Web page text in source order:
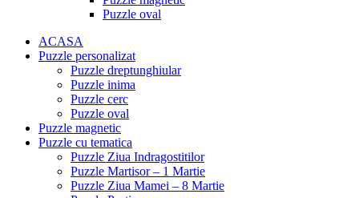
Puzzle oval
ACASA
Puzzle personalizat
Puzzle dreptunghiular
Puzzle inima
Puzzle cerc
Puzzle oval
Puzzle magnetic
Puzzle cu tematica
Puzzle Ziua Indragostitilor
Puzzle Martisor – 1 Martie
Puzzle Ziua Mamei – 8 Martie